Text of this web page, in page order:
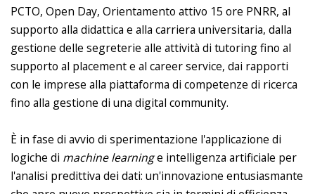
PCTO, Open Day, Orientamento attivo 15 ore PNRR, al
supporto alla didattica e alla carriera universitaria, dalla
gestione delle segreterie alle attività di tutoring fino al
supporto al placement e al career service, dai rapporti
con le imprese alla piattaforma di competenze di ricerca
fino alla gestione di una digital community.
È in fase di avvio di sperimentazione l'applicazione di
logiche di machine learninge intelligenza artificiale per
l'analisi predittiva dei dati: un'innovazione entusiasmante